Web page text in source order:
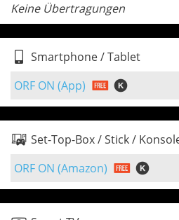
Keine Übertragungen
Smartphone / Tablet
ORF ON (App)
Set-Top-Box / Stick /
ORF ON (Amazon)